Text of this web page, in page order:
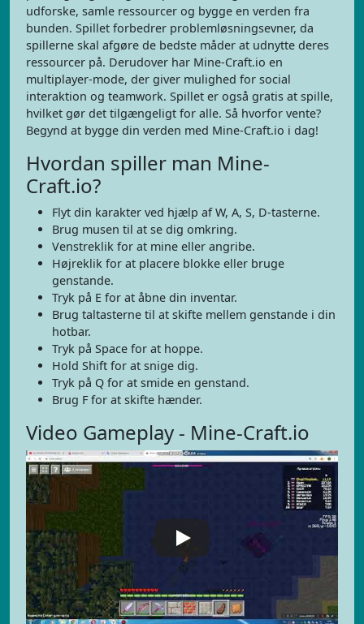
udforske, samle ressourcer og bygge en verden fra
bunden. Spillet forbedrer problemløsningsevner, da
spillerne skal afgøre de bedste måder at udnytte deres
ressourcer på. Derudover har Mine-Craft.io en
multiplayer-mode, der giver mulighed for social
interaktion og teamwork. Spillet er også gratis at spille,
hvilket gør det tilgængeligt for alle. Så hvorfor vente?
Begynd at bygge din verden med Mine-Craft.io i dag!
Hvordan spiller man Mine-
Craft.io?
Flyt din karakter ved hjælp af W, A, S, D-tasterne.
Brug musen til at se dig omkring.
Venstreklik for at mine eller angribe.
Højreklik for at placere blokke eller bruge
genstande.
Tryk på E for at åbne din inventar.
Brug taltasterne til at skifte mellem genstande i din
hotbar.
Tryk på Space for at hoppe.
Hold Shift for at snige dig.
Tryk på Q for at smide en genstand.
Brug F for at skifte hænder.
Video Gameplay - Mine-Craft.io